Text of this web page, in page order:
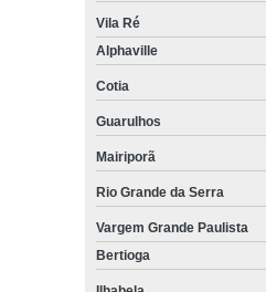
Vila Ré
Alphaville
Cotia
Guarulhos
Mairiporã
Rio Grande da Serra
Vargem Grande Paulista
Bertioga